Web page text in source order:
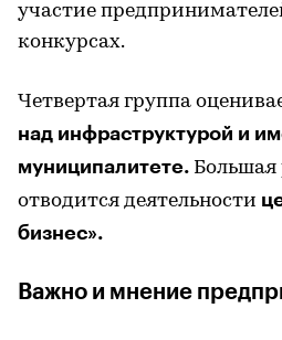
участие
конкурсах.
Четвертая группа
над инфраструктурой и
муниципалитете. Большая
отводится деятельности
бизнес».
Важно и мнение